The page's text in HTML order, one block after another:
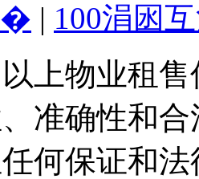
� | 100涓囦
以上物业租
准确性和
何保证和